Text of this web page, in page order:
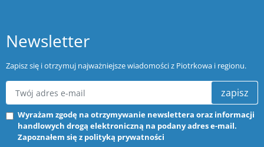
Newsletter
Zapisz się i otrzymuj najważniejsze wiadomości z Piotrkowa i regionu.
zapisz
Wyrażam zgodę na otrzymywanie newslettera oraz informacji
handlowych drogą elektroniczną na podany adres e-mail.
Zapoznałem się z polityką prywatności